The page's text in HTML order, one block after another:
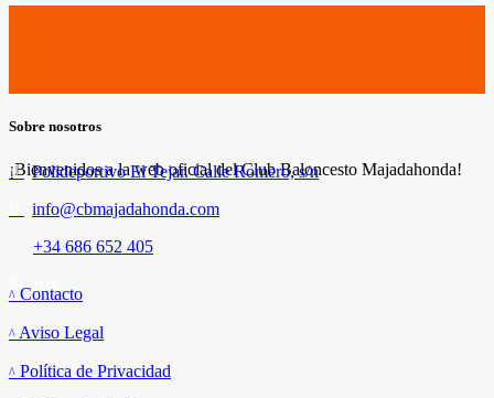
Sobre nosotros
¡Bienvenidos a la web oficial del Club Baloncesto Majadahonda!
Polideportivo El Tejar. Calle Romero, s/n
info@cbmajadahonda.com
+34 686 652 405
Contacto
Aviso Legal
Política de Privacidad